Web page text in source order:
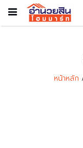
หน้าหลัก